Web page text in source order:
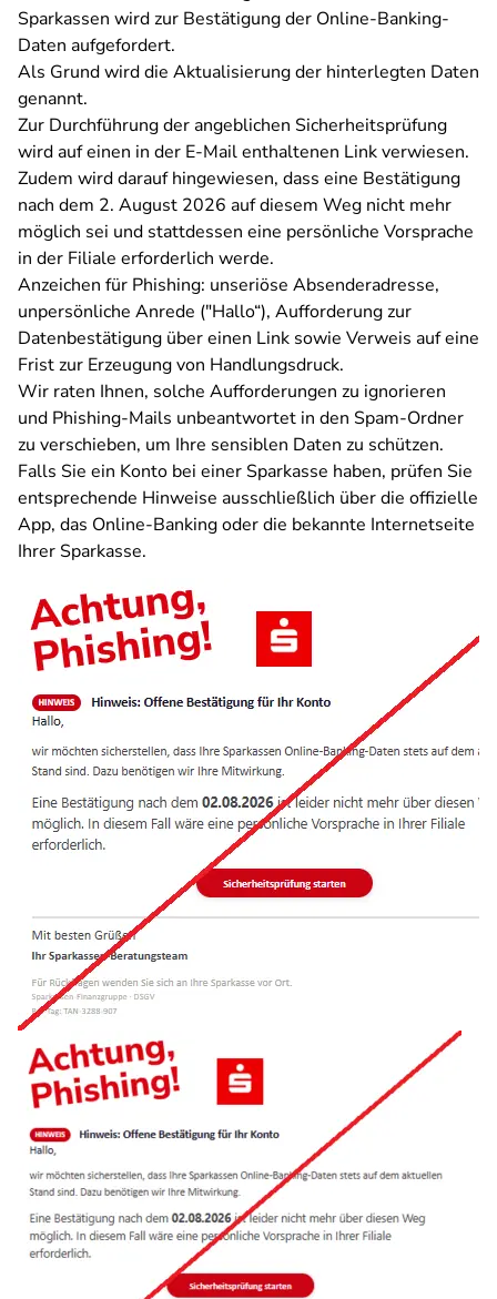
Sparkassen wird zur Bestätigung der Online-Banking-
Daten aufgefordert.
Als Grund wird die Aktualisierung der hinterlegten Daten
genannt.
Zur Durchführung der angeblichen Sicherheitsprüfung
wird auf einen in der E-Mail enthaltenen Link verwiesen.
Zudem wird darauf hingewiesen, dass eine Bestätigung
nach dem 2. August 2026 auf diesem Weg nicht mehr
möglich sei und stattdessen eine persönliche Vorsprache
in der Filiale erforderlich werde.
Anzeichen für Phishing: unseriöse Absenderadresse,
unpersönliche Anrede ("Hallo“), Aufforderung zur
Datenbestätigung über einen Link sowie Verweis auf eine
Frist zur Erzeugung von Handlungsdruck.
Wir raten Ihnen, solche Aufforderungen zu ignorieren
und Phishing-Mails unbeantwortet in den Spam-Ordner
zu verschieben, um Ihre sensiblen Daten zu schützen.
Falls Sie ein Konto bei einer Sparkasse haben, prüfen Sie
entsprechende Hinweise ausschließlich über die offizielle
App, das Online-Banking oder die bekannte Internetseite
Ihrer Sparkasse.